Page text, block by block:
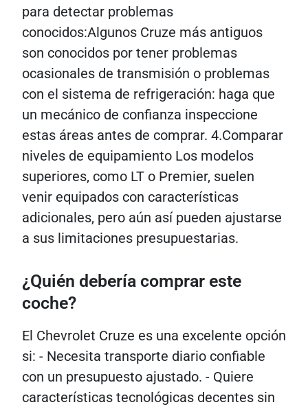
para detectar problemas
conocidos:Algunos Cruze más antiguos
son conocidos por tener problemas
ocasionales de transmisión o problemas
con el sistema de refrigeración: haga que
un mecánico de confianza inspeccione
estas áreas antes de comprar. 4.Comparar
niveles de equipamiento Los modelos
superiores, como LT o Premier, suelen
venir equipados con características
adicionales, pero aún así pueden ajustarse
a sus limitaciones presupuestarias.
¿Quién debería comprar este
coche?
El Chevrolet Cruze es una excelente opción
si: - Necesita transporte diario confiable
con un presupuesto ajustado. - Quiere
características tecnológicas decentes sin